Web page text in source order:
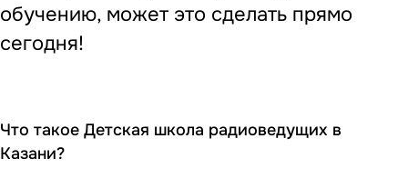
обучению, может это сделать прямо
сегодня!
Что такое Детская школа радиоведущих в
Казани?